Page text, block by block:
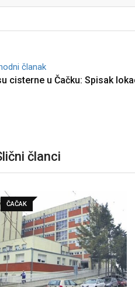
članak
cisterne u Čačku: Spisak
članci
ČAČAK